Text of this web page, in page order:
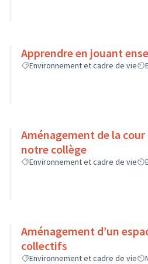
Apprendre en jouant
Environnement et cadre de vie
Aménagement de la
notre collège
Environnement et cadre de vie
Aménagement d’un
collectifs
Environnement et cadre de vie